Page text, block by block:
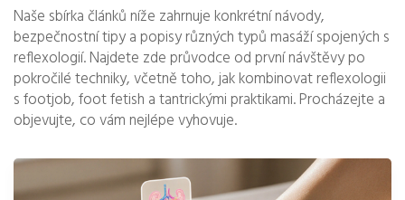
Naše sbírka článků níže zahrnuje konkrétní návody,
bezpečnostní tipy a popisy různých typů masáží spojených s
reflexologií. Najdete zde průvodce od první návštěvy po
pokročilé techniky, včetně toho, jak kombinovat reflexologii
s footjob, foot fetish a tantrickými praktikami. Procházejte a
objevujte, co vám nejlépe vyhovuje.